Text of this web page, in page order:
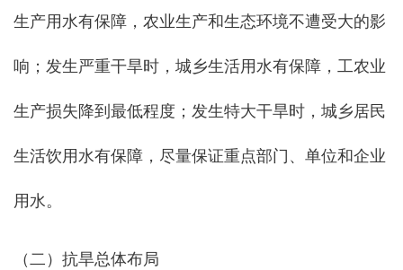
生产用水有保障，农业生产和生态环境不遭受大的影
响；发生严重干旱时，城乡生活用水有保障，工农业
生产损失降到最低程度；发生特大干旱时，城乡居民
生活饮用水有保障，尽量保证重点部门、单位和企业
用水。
（二）抗旱总体布局